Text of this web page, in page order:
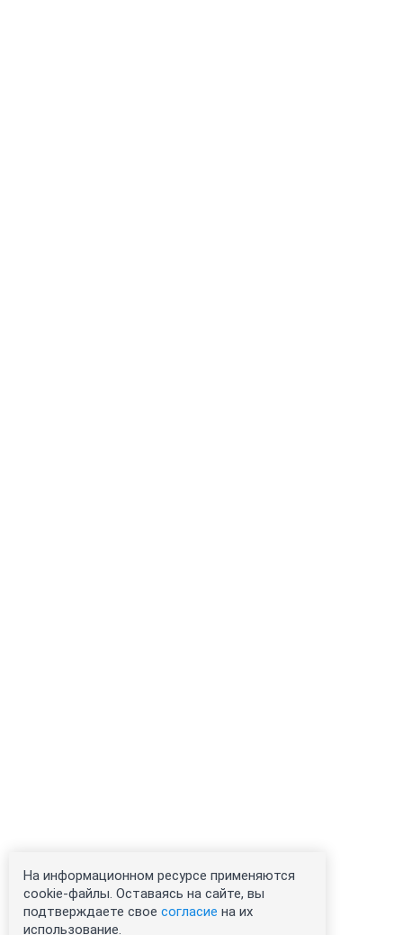
На информационном ресурсе применяются
cookie-файлы. Оставаясь на сайте, вы
подтверждаете свое согласие на их
использование.